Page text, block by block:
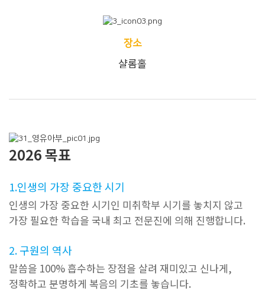
장소
샬롬홀
2026 목표
1.인생의 가장 중요한 시기
인생의 가장 중요한 시기인 미취학부 시기를 놓치지 않고
가장 필요한 학습을 국내 최고 전문진에 의해 진행합니다.
2. 구원의 역사
말씀을 100% 흡수하는 장점을 살려 재미있고 신나게,
정확하고 분명하게 복음의 기초를 놓습니다.